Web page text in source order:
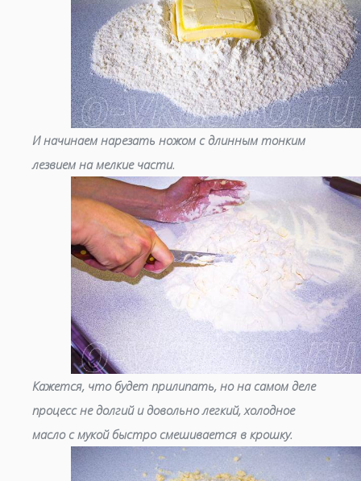
И начинаем нарезать ножом с длинным тонким
лезвием на мелкие части.
Кажется, что будет прилипать, но на самом деле
процесс не долгий и довольно легкий, холодное
масло с мукой быстро смешивается в крошку.